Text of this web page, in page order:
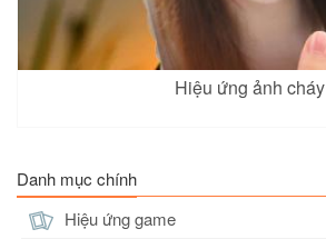
Hiệu ứng ảnh cháy
Danh mục chính
Hiệu ứng game